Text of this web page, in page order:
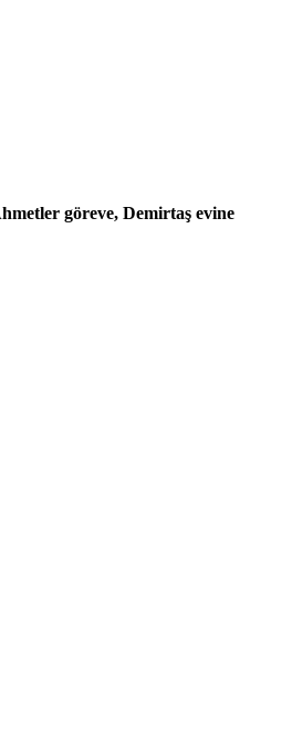
göreve, Demirtaş evine